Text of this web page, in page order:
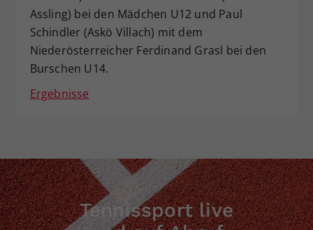
Assling) bei den Mädchen U12 und Paul
Schindler (Askö Villach) mit dem
Niederösterreicher Ferdinand Grasl bei den
Burschen U14.
Ergebnisse
Tennissport live